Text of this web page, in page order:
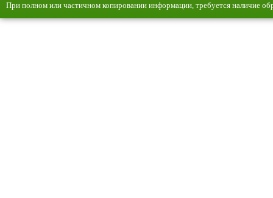
При полном или частичном копировании информации, требуется наличие